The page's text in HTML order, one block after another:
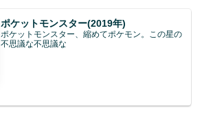
ポケットモンスター(2019年)
ポケットモンスター、縮めてポケモン。この星の
不思議な不思議な